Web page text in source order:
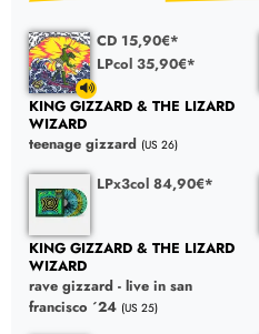
CD 15,90€*
LPcol 35,90€*
KING GIZZARD & THE LIZARD
WIZARD
teenage gizzard (US 26)
LPx3col 84,90€*
KING GIZZARD & THE LIZARD
WIZARD
rave gizzard - live in san
francisco ´24 (US 25)